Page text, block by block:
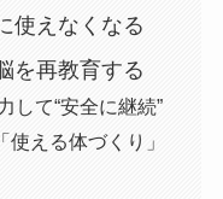
使えなくなる
を再教育する
て“安全に継続”
える体づくり」